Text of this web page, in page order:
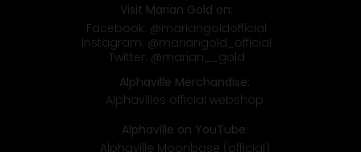
Visit Marian Gold on:
Facebook: @mariangoldofficial
Instagram: @mariangold_official
Twitter: @marian__gold
Alphaville Merchandise:
Alphavilles official webshop
Alphaville on YouTube:
Alphaville Moonbase (official)